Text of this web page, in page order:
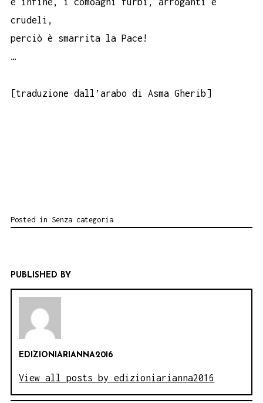
crudeli,
perciò è smarrita la Pace!
…
[traduzione dall’arabo di Asma Gherib]
Posted in Senza categoria
PUBLISHED BY
EDIZIONIARIANNA2016
View all posts by edizioniarianna2016